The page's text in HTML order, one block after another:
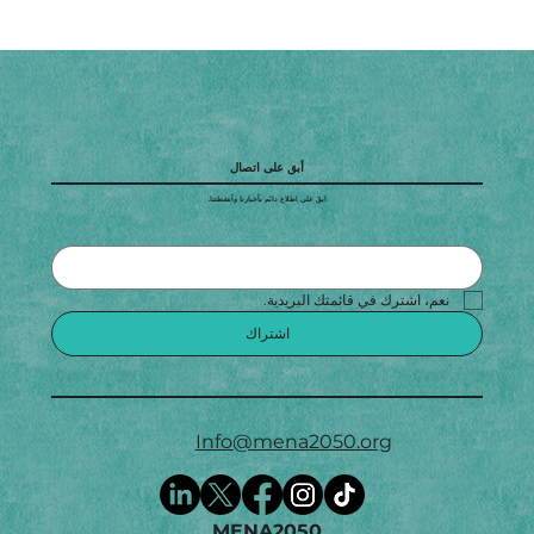
أبق على اتصال
ابقَ على اطلاع دائم بأخبارنا وأنشطتنا.
نعم، اشترك في قائمتك البريدية.
اشتراك
Info@mena2050.org